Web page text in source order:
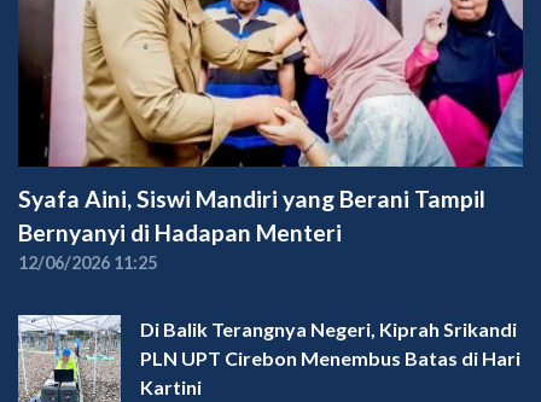
Syafa Aini, Siswi Mandiri yang Berani Tampil
Bernyanyi di Hadapan Menteri
12/06/2026 11:25
Di Balik Terangnya Negeri, Kiprah Srikandi
PLN UPT Cirebon Menembus Batas di Hari
Kartini